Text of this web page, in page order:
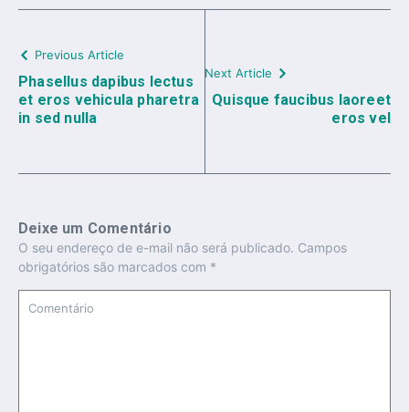
Previous Article
Phasellus dapibus lectus
et eros vehicula pharetra
in sed nulla
Next Article
Quisque faucibus laoreet
eros vel
Deixe um Comentário
O seu endereço de e-mail não será publicado. Campos
obrigatórios são marcados com *